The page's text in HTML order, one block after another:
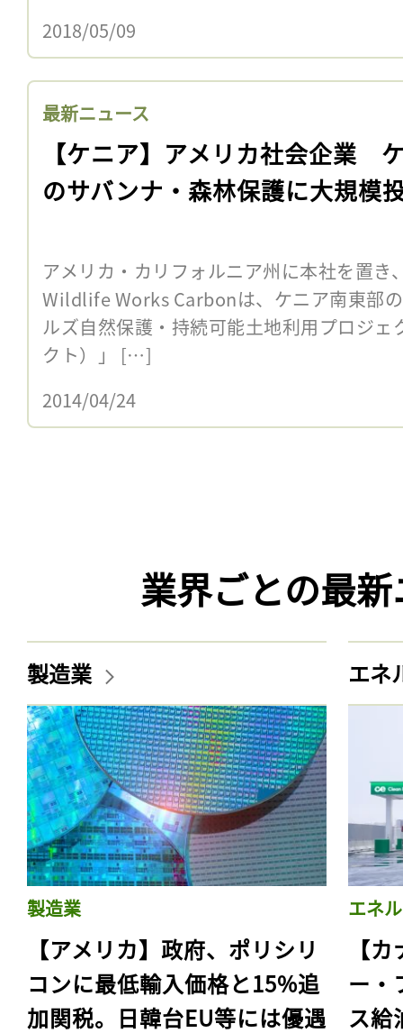
2018/05/09
最新ニュース
【ケニア】アメリカ社会企業
のサバンナ・森林保護に大規模
アメリカ・カリフォルニア州に本社を置き
Wildlife Works Carbonは、ケニア南東部
ルズ自然保護・持続可能土地利用プロジェ
クト）」 […]
2014/04/24
業界ごとの最
製造業
製造業
【アメリカ】政府、ポリシリ
コンに最低輸入価格と15%追
加関税。日韓台EU等には優遇
エネ
エネ
【
ー・
ス給